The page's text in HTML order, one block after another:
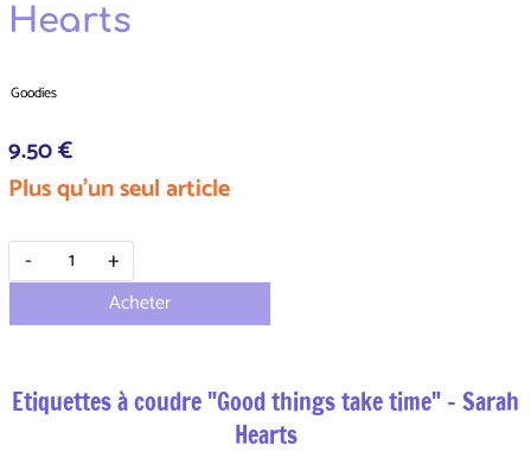
Hearts
Goodies
9.50 €
Plus qu'un seul article
- +
Acheter
Etiquettes à coudre "Good things take time" - Sarah
Hearts